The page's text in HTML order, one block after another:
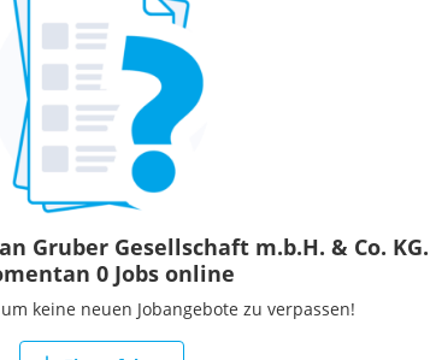
Gruber Gesellschaft m.b.H. & Co.
0 Jobs online
keine neuen Jobangebote zu verpassen!